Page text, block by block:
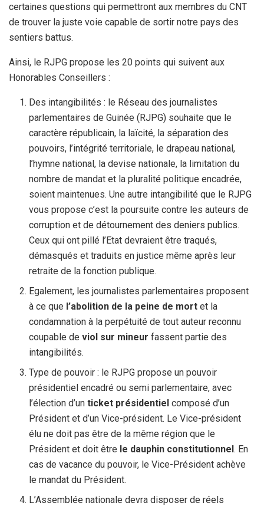
certaines questions qui permettront aux membres du CNT
de trouver la juste voie capable de sortir notre pays des
sentiers battus.
Ainsi, le RJPG propose les 20 points qui suivent aux
Honorables Conseillers :
Des intangibilités : le Réseau des journalistes
parlementaires de Guinée (RJPG) souhaite que le
caractère républicain, la laïcité, la séparation des
pouvoirs, l’intégrité territoriale, le drapeau national,
l’hymne national, la devise nationale, la limitation du
nombre de mandat et la pluralité politique encadrée,
soient maintenues. Une autre intangibilité que le RJPG
vous propose c’est la poursuite contre les auteurs de
corruption et de détournement des deniers publics.
Ceux qui ont pillé l’Etat devraient être traqués,
démasqués et traduits en justice même après leur
retraite de la fonction publique.
Egalement, les journalistes parlementaires proposent
à ce que l’abolition de la peine de mort et la
condamnation à la perpétuité de tout auteur reconnu
coupable deviol sur mineur fassent partie des
intangibilités.
Type de pouvoir : le RJPG propose un pouvoir
présidentiel encadré ou semi parlementaire, avec
l’élection d’unticket présidentiel composé d’un
Président et d’un Vice-président. Le Vice-président
élu ne doit pas être de la même région que le
Président et doit être le dauphin constitutionnel. En
cas de vacance du pouvoir, le Vice-Président achève
le mandat du Président.
L’Assemblée nationale devra disposer de réels